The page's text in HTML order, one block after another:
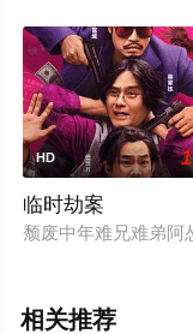
HD
临时劫案
颓废中年难兄难弟阿
相关推荐